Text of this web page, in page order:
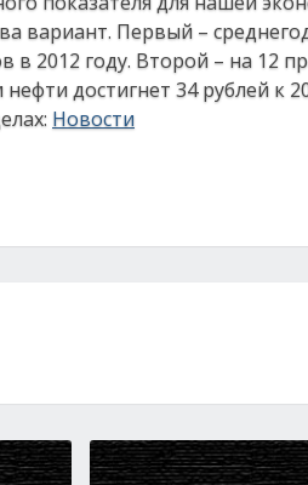
вариант. Первый –
в 2012 году. Второй – на 12
достигнет 34 рублей к
Новости